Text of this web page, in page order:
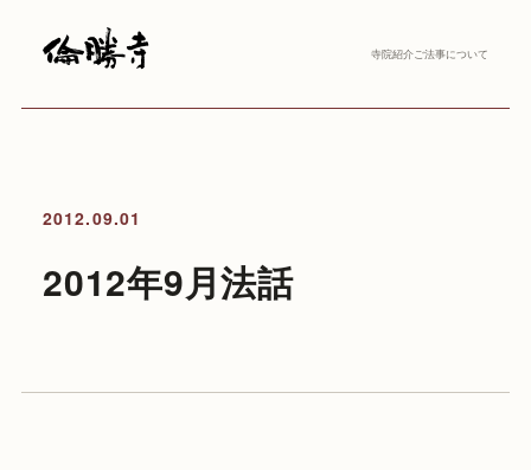
寺院紹介ご法事について
2012.09.01
2012年9月法話